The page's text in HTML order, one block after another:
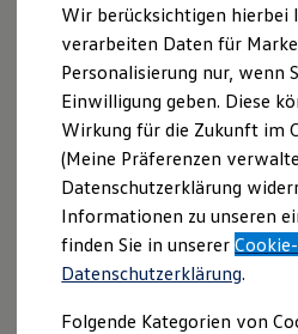
Branchenlösungen &
Umbaulösungen und
Auf- und Umbauten
Groß- und
Großkunden
Kommunen &
Journalisten
Sportvereine
Branchenlösungen
Bau & Handwerk
Gewerbliche
Service & mobile
Kurier, Logistik &
Feuerwehr
Ihr Assistent
Autobahn
Multivanmacht Ihr Leben
auf der Straße. Denn hier
intelligente
Generation 1 . IQ.DRIVE –
Begriff steht stellvertretend für
Wir berücksichtigen hierbei
verarbeiten Daten für
Personalisierung nur, wenn
Einwilligung geben. Diese
Wirkung für die Zukunft im
(Meine Präferenzen
Datenschutzerklärung
Informationen zu unseren
finden Sie in unserer
Datenschutzerklärung.
Folgende Kategorien von